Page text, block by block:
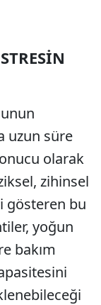
uzun süre
olarak
zihinsel
gösteren bu
yoğun
bakım